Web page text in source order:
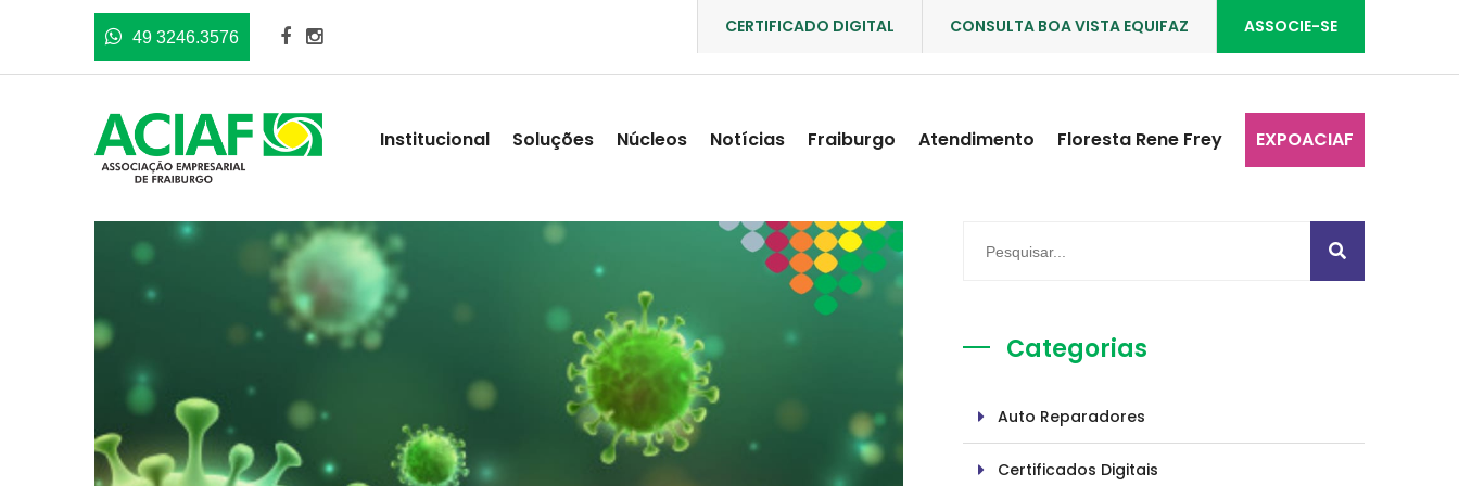
49 3246.3576
ASSOCIE-SE
CONSULTA BOA VISTA EQUIFAZ
CERTIFICADO DIGITAL
Institucional Soluções Núcleos Notícias Fraiburgo Atendimento Floresta Rene Frey EXPOACIAF
Categorias
Auto Reparadores
Certificados Digitais